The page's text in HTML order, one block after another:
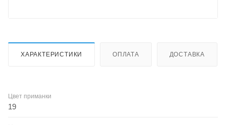
ХАРАКТЕРИСТИКИ ОПЛАТА ДОСТАВКА
Цвет приманки
19